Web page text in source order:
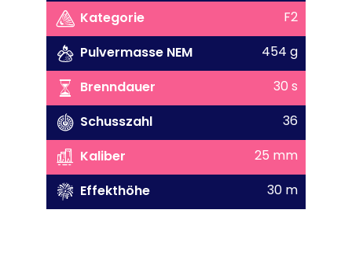
Kategorie
F2
Pulvermasse NEM
454 g
Brenndauer
30 s
Schusszahl
36
Kaliber
25 mm
Effekthöhe
30 m